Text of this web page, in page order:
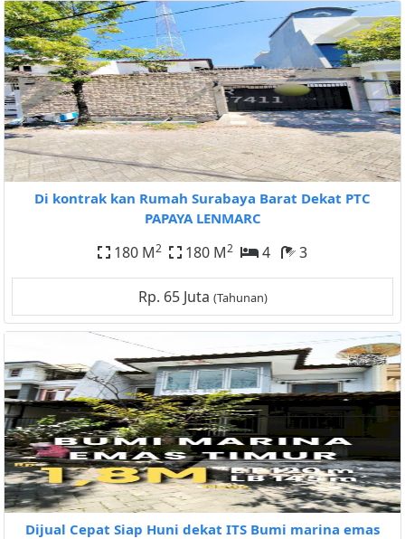
Di kontrak kan Rumah Surabaya Barat Dekat PTC
PAPAYA LENMARC
180 M2 180 M2 4 3
Rp. 65 Juta (Tahunan)
Dijual Cepat Siap Huni dekat ITS Bumi marina emas